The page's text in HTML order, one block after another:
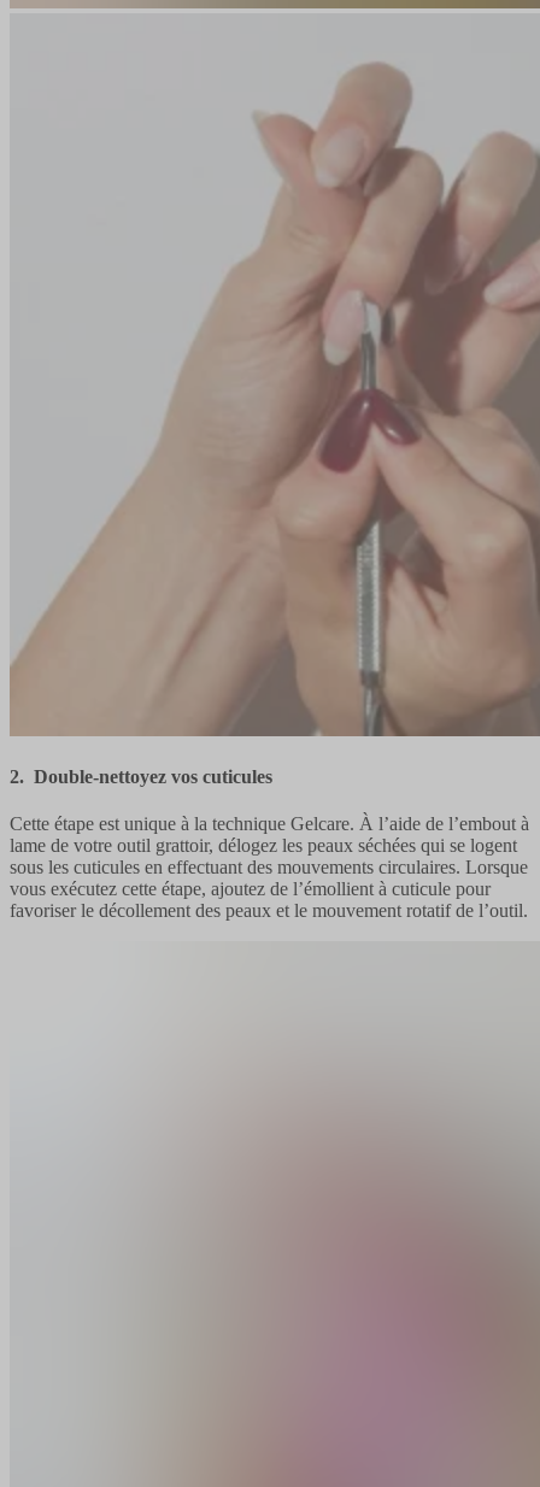
2. Double-nettoyez vos cuticules
Cette étape est unique à la technique Gelcare. À l’aide de l’embout à
lame de votre outil grattoir, délogez les peaux séchées qui se logent
sous les cuticules en effectuant des mouvements circulaires. Lorsque
vous exécutez cette étape, ajoutez de l’émollient à cuticule pour
favoriser le décollement des peaux et le mouvement rotatif de l’outil.